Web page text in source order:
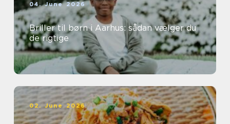
04. June 2026
Briller til børn i Aarhus: sådan vælger du
de rigtige
02. June 2026